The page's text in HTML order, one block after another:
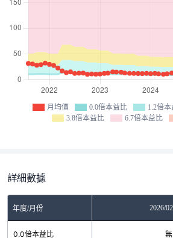
月均價 0.0倍本益比 1.2倍
3.8倍本益比
6.7倍本益比
詳細數據
年度/月份 2026/02
0.0倍本益比 無